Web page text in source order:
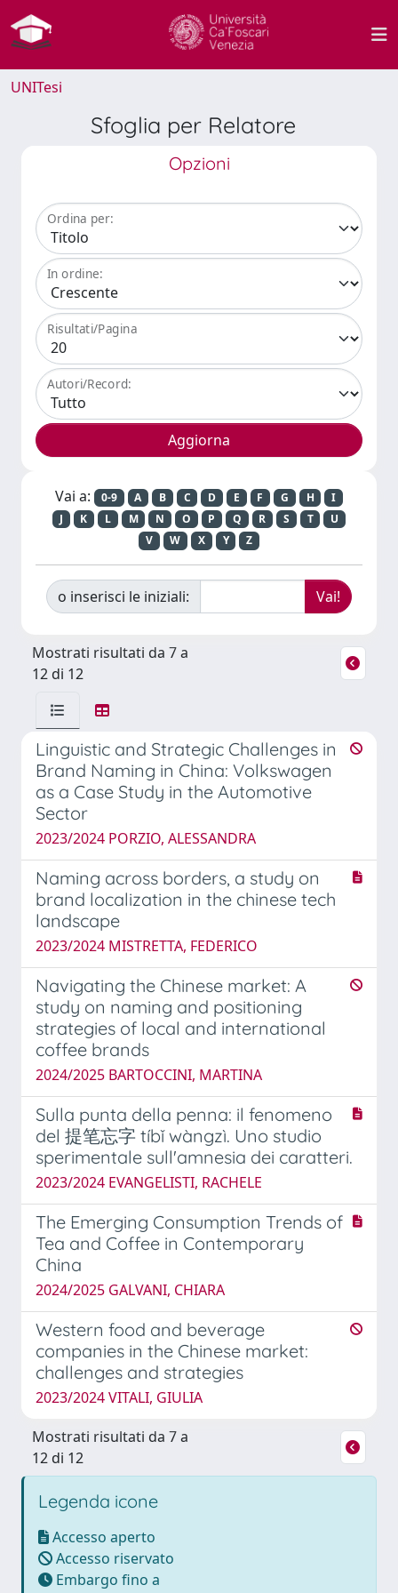
UNITesi
Sfoglia per Relatore
Opzioni
Ordina per:
In ordine:
Risultati/Pagina
Autori/Record:
Vai a: 0-9 A B C D E F G H
I
J
K L M N O P Q R S T
U
V
W X Y Z
o inserisci le iniziali:
Mostrati risultati da 7 a
12 di 12
Linguistic and Strategic Challenges in
Brand Naming in China: Volkswagen
as a Case Study in the Automotive
Sector
2023/2024 PORZIO, ALESSANDRA
Naming across borders, a study on
brand localization in the chinese tech
landscape
2023/2024 MISTRETTA, FEDERICO
Navigating the Chinese market: A
study on naming and positioning
strategies of local and international
coffee brands
2024/2025 BARTOCCINI, MARTINA
Sulla punta della penna: il fenomeno
del 提笔忘字 tíbǐ wàngzì. Uno studio
sperimentale sull'amnesia dei caratteri.
2023/2024 EVANGELISTI, RACHELE
The Emerging Consumption Trends of
Tea and Coffee in Contemporary
China
2024/2025 GALVANI, CHIARA
Western food and beverage
companies in the Chinese market:
challenges and strategies
2023/2024 VITALI, GIULIA
Mostrati risultati da 7 a
12 di 12
Legenda icone
Accesso aperto
Accesso riservato
Embargo fino a